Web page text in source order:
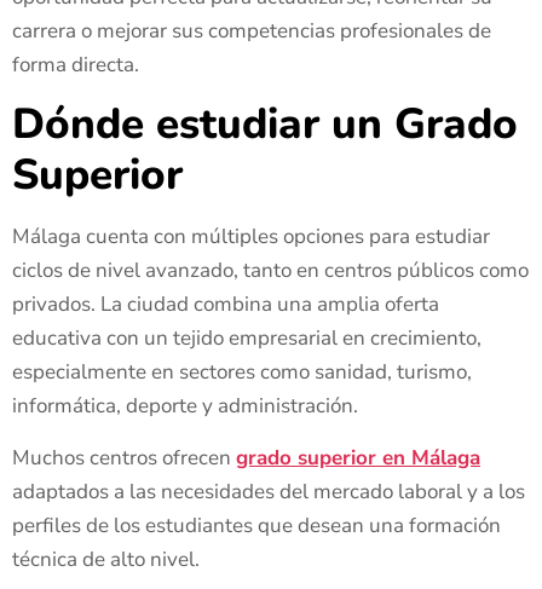
carrera o mejorar sus competencias profesionales de
forma directa.
Dónde estudiar un Grado
Superior
Málaga cuenta con múltiples opciones para estudiar
ciclos de nivel avanzado, tanto en centros públicos como
privados. La ciudad combina una amplia oferta
educativa con un tejido empresarial en crecimiento,
especialmente en sectores como sanidad, turismo,
informática, deporte y administración.
Muchos centros ofrecen grado superior en Málaga
adaptados a las necesidades del mercado laboral y a los
perfiles de los estudiantes que desean una formación
técnica de alto nivel.